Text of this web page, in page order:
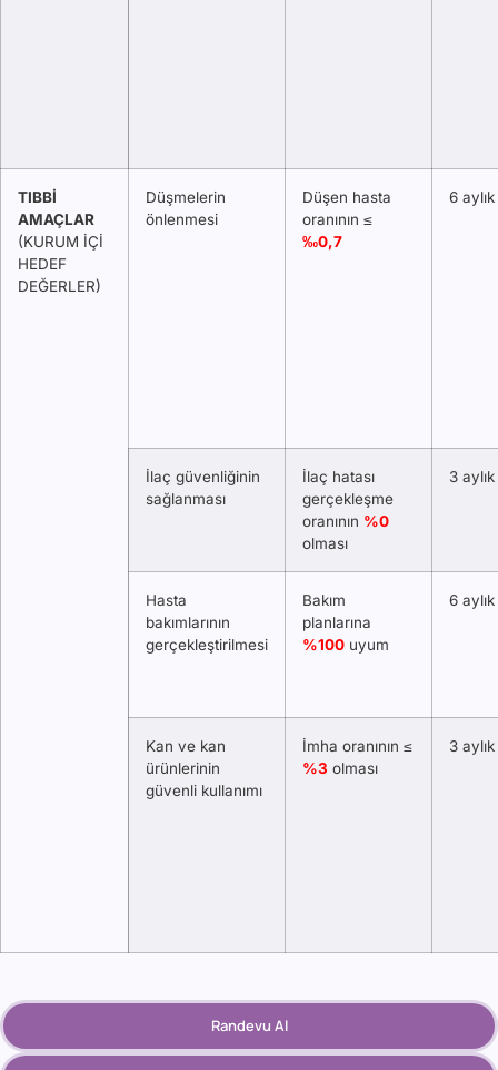
TIBBİ
AMAÇLAR
(KURUM İÇİ
HEDEF
DEĞERLER)
Düşmelerin
önlenmesi
Düşen hasta
oranının ≤
‰0,7
6 aylık
İlaç güvenliğinin
sağlanması
İlaç hatası
gerçekleşme
oranının %0
olması
3 aylık
Hasta
bakımlarının
gerçekleştirilmesi
Bakım
planlarına
%100 uyum
6 aylık
Kan ve kan
ürünlerinin
güvenli kullanımı
İmha oranının ≤
%3 olması
3 aylık
Randevu Al